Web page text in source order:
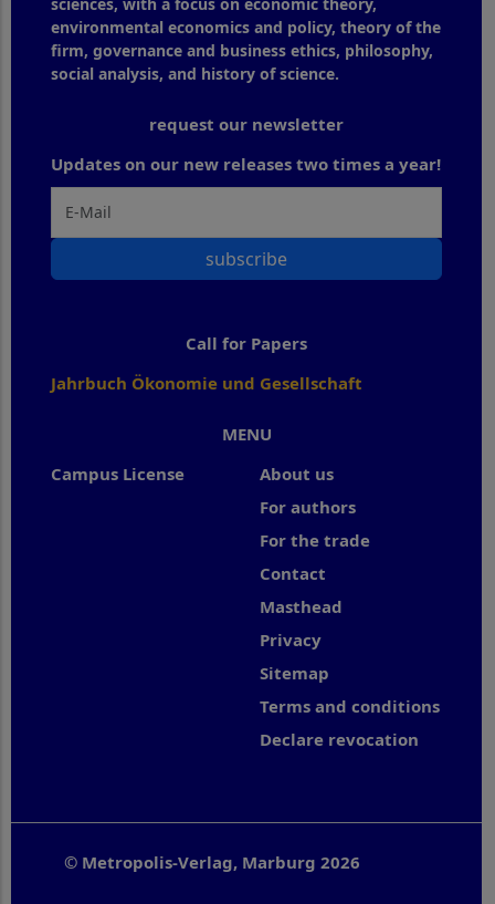
environmental economics and policy, theory of the
firm, governance and business ethics, philosophy,
social analysis, and history of science.
MENU
Campus License
About us
For authors
For the trade
Contact
Masthead
Privacy
Sitemap
Terms and conditions
Declare revocation
request our newsletter
Updates on our new releases two times a year!
subscribe
Call for Papers
Jahrbuch Ökonomie und Gesellschaft
© Metropolis-Verlag, Marburg 2026